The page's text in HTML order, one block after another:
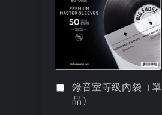
錄音室等級內袋（單
品）